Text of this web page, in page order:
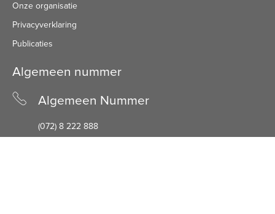
Onze organisatie
Privacyverklaring
Publicaties
Algemeen nummer
Algemeen Nummer
(072) 8 222 888